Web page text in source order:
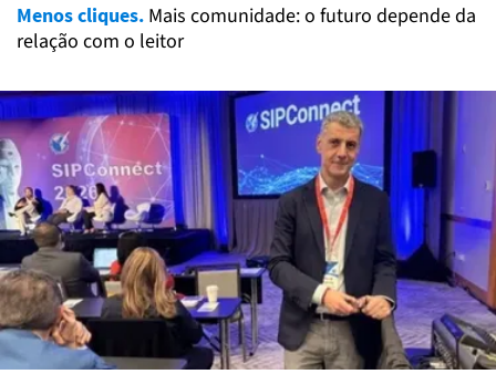
Menos cliques. Mais comunidade: o futuro depende da
relação com o leitor